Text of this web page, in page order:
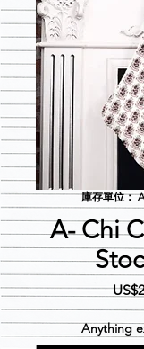
庫存單位：
A- Chi
Anything